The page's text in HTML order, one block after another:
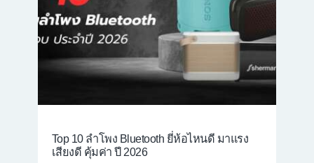
Top 10 ลำโพง Bluetooth ยี่ห้อไหนดี มาแรง
เสียงดี คุ้มค่า ปี 2026